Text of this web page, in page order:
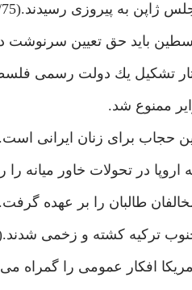
ژاپن به پيروزى رسيدند.(30/7/75)
بايد حق تعيين سرنوشت داشته
تشكيل يك دولت رسمى فلسطينى
ممنوع شد.
حجاب براى زنان ايرانى است.
در تحولات خاور ميانه را
طالبان را بر عهده گرفت.(3/8/
افكار عمومى را گمراه مى